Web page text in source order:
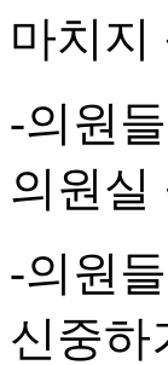
마치지
-의원
의원실
-의원
신중하